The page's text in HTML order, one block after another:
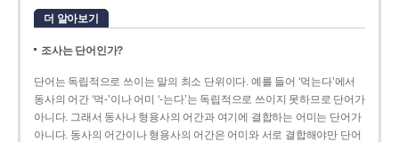
더 알아보기
조사는 단어인가?
단어는 독립적으로 쓰이는 말의 최소 단위이다. 예를 들어 ‘먹는다’에서
동사의 어간 ‘먹-­’이나 어미 ‘­-는다’는 독립적으로 쓰이지 못하므로 단어가
아니다. 그래서 동사나 형용사의 어간과 여기에 결합하는 어미는 단어가
아니다. 동사의 어간이나 형용사의 어간은 어미와 서로 결합해야만 단어